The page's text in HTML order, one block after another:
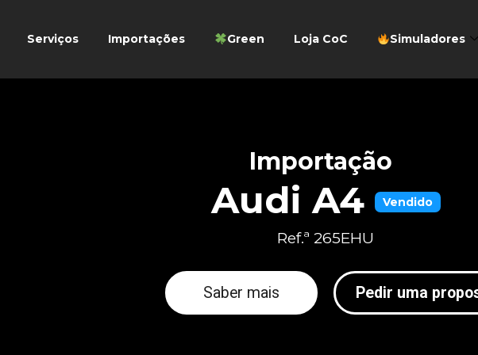
Serviços Importações Green Loja CoC Simuladores
Importação
Audi A4 Vendido
Ref.ª 265EHU
Saber mais Pedir uma